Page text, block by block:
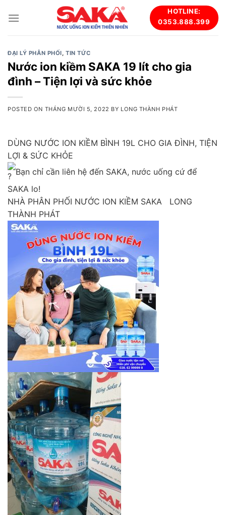
HOTLINE:
0353.888.399
ĐẠI LÝ PHÂN PHỐI,TIN TỨC
Nước ion kiềm SAKA 19 lít cho gia
đình – Tiện lợi và sức khỏe
POSTED ON THÁNG MƯỜI 5, 2022 BY LONG THÀNH PHÁT
DÙNG NƯỚC ION KIỀM BÌNH 19L CHO GIA ĐÌNH, TIỆN
LỢI & SỨC KHỎE
Bạn chỉ cần liên hệ đến SAKA, nước uống cứ để
SAKA lo!
NHÀ PHÂN PHỐI NƯỚC ION KIỀM SAKA LONG
THÀNH PHÁT